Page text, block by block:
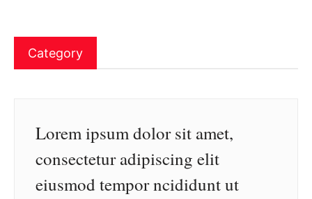
Category
Lorem ipsum dolor sit amet,
consectetur adipiscing elit
eiusmod tempor ncididunt ut